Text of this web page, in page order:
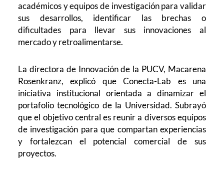
académicos y equipos de investigación para validar
sus desarrollos, identificar las brechas o
dificultades para llevar sus innovaciones al
mercado y retroalimentarse.
La directora de Innovación de la PUCV, Macarena
Rosenkranz, explicó que Conecta-Lab es una
iniciativa institucional orientada a dinamizar el
portafolio tecnológico de la Universidad. Subrayó
que el objetivo central es reunir a diversos equipos
de investigación para que compartan experiencias
y fortalezcan el potencial comercial de sus
proyectos.